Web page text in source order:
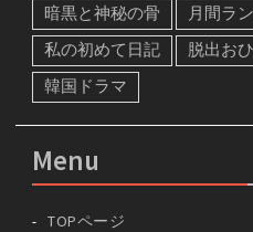
暗黒と神秘の骨
月間ラ
私の初めて日記
脱出お
韓国ドラマ
Menu
TOPページ